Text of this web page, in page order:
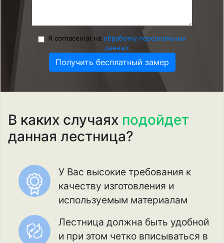
Я согласен(а) на обработку персональных
данных
Получить бесплатный замер
В каких случаях подойдет
данная лестница?
У Вас высокие требования к
качеству изготовления и
используемым материалам
Лестница должна быть удобной
и при этом четко вписываться в